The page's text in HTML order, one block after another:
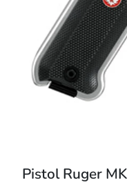
Pistol Ruger